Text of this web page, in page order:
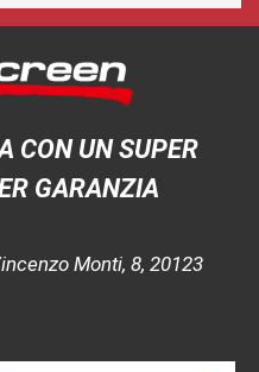
CON UN SUPER
GARANZIA
Monti, 8, 20123